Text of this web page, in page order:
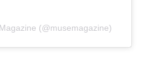
(@musemagazine)